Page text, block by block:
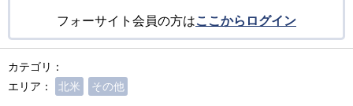
フォーサイト会員の方はここからログイン
カテゴリ：
エリア：
北米 その他